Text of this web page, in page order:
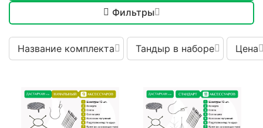
Фильтры
Название комплекта Тандыр в наборе Цена